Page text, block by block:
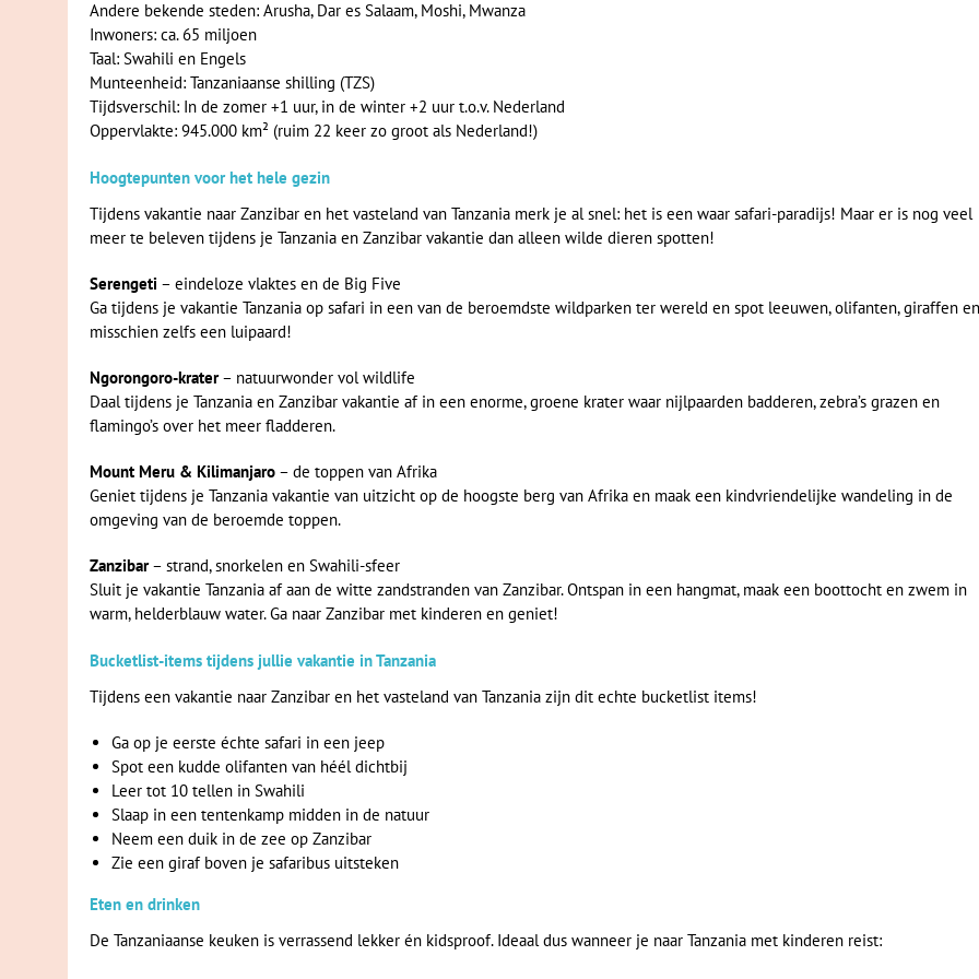
Andere bekende steden: Arusha, Dar es Salaam, Moshi, Mwanza
Inwoners: ca. 65 miljoen
Taal: Swahili en Engels
Munteenheid: Tanzaniaanse shilling (TZS)
Tijdsverschil: In de zomer +1 uur, in de winter +2 uur t.o.v. Nederland
Oppervlakte: 945.000 km² (ruim 22 keer zo groot als Nederland!)
Hoogtepunten voor het hele gezin
Tijdens vakantie naar Zanzibar en het vasteland van Tanzania merk je al snel: het is een waar safari-paradijs! Maar er is nog veel
meer te beleven tijdens je Tanzania en Zanzibar vakantie dan alleen wilde dieren spotten!
Serengeti – eindeloze vlaktes en de Big Five
Ga tijdens je vakantie Tanzania op safari in een van de beroemdste wildparken ter wereld en spot leeuwen, olifanten, giraffen en
misschien zelfs een luipaard!
Ngorongoro-krater– natuurwonder vol wildlife
Daal tijdens je Tanzania en Zanzibar vakantie af in een enorme, groene krater waar nijlpaarden badderen, zebra’s grazen en
flamingo’s over het meer fladderen.
Mount Meru & Kilimanjaro – de toppen van Afrika
Geniet tijdens je Tanzania vakantie van uitzicht op de hoogste berg van Afrika en maak een kindvriendelijke wandeling in de
omgeving van de beroemde toppen.
Zanzibar– strand, snorkelen en Swahili-sfeer
Sluit je vakantie Tanzania af aan de witte zandstranden van Zanzibar. Ontspan in een hangmat, maak een boottocht en zwem in
warm, helderblauw water. Ga naar Zanzibar met kinderen en geniet!
Bucketlist-items tijdens jullie vakantie in Tanzania
Tijdens een vakantie naar Zanzibar en het vasteland van Tanzania zijn dit echte bucketlist items!
Ga op je eerste échte safari in een jeep
Spot een kudde olifanten van héél dichtbij
Leer tot 10 tellen in Swahili
Slaap in een tentenkamp midden in de natuur
Neem een duik in de zee op Zanzibar
Zie een giraf boven je safaribus uitsteken
Eten en drinken
De Tanzaniaanse keuken is verrassend lekker én kidsproof. Ideaal dus wanneer je naar Tanzania met kinderen reist: